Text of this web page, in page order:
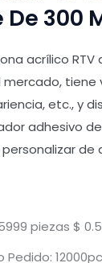
300
acrílico
etc., y
adhesivo
de
piezas $
Pedido: